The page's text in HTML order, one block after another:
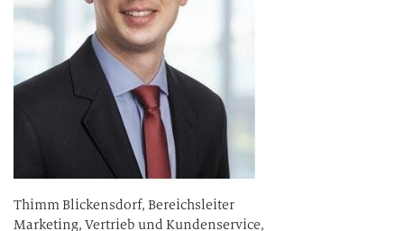
Thimm Blickensdorf, Bereichsleiter
Marketing, Vertrieb und Kundenservice,